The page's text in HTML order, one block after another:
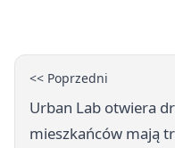
<< Poprzedni
Urban Lab otwiera
mieszkańców mają